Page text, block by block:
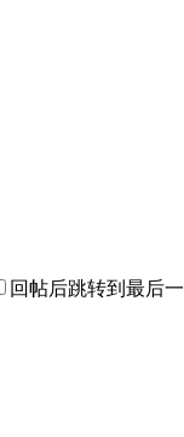
回帖后跳转到最后